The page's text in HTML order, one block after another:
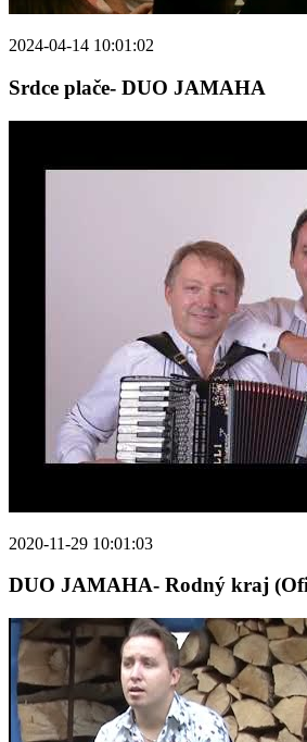
2024-04-14 10:01:02
Srdce plače- DUO JAMAHA
2020-11-29 10:01:03
DUO JAMAHA- Rodný kraj